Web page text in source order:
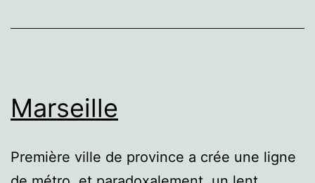
Marseille
Première ville de province a crée une ligne